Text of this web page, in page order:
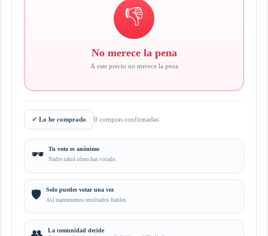
👎
No merece la pena
A este precio no merece la pena
✓ Lo he comprado 0 compras confirmadas
🕶️ Tu voto es anónimo
Nadie sabrá cómo has votado.
🛡️ Solo puedes votar una vez
Así mantenemos resultados fiables.
La comunidad decide